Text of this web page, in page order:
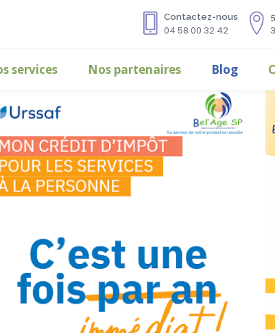
Contactez-nous
04 58 00 32 42
services Nos partenaires Blog